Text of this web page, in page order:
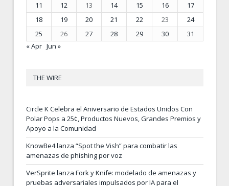
11
12 13 14 15 16
17
18
19 20 21 22 23
24
25
26 27 28 29 30
31
« Apr Jun »
THE WIRE
Circle K Celebra el Aniversario de Estados Unidos Con
Polar Pops a 25¢, Productos Nuevos, Grandes Premios y
Apoyo a la Comunidad
KnowBe4 lanza “Spot the Vish” para combatir las
amenazas de phishing por voz
VerSprite lanza Fork y Knife: modelado de amenazas y
pruebas adversariales impulsados por IA para el